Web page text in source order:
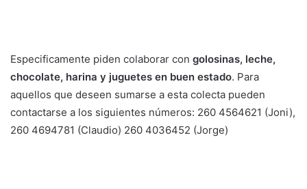
Especificamente piden colaborar con golosinas, leche,
chocolate, harina y juguetes en buen estado. Para
aquellos que deseen sumarse a esta colecta pueden
contactarse a los siguientes números: 260 4564621 (Joni),
260 4694781 (Claudio) 260 4036452 (Jorge)